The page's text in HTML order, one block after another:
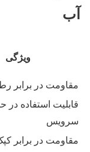
آب
ویژگی
مقاومت در برابر
قابلیت استفاده در
سرویس
مقاومت در برابر